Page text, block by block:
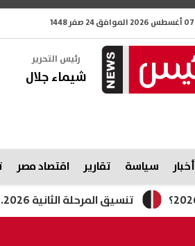
رئيس التحرير
شيماء جلال
أخبار سياسة تقارير اقتصاد مصر
تنسيق المرحلة الثانية 2026.. قائمة الكليات المتوقعة لطلاب الشعبتين العلمية والأدبية